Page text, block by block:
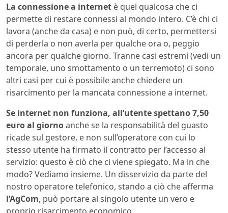
La connessione a internet è quel qualcosa che ci
permette di restare connessi al mondo intero. C’è chi ci
lavora (anche da casa) e non può, di certo, permettersi
di perderla o non averla per qualche ora o, peggio
ancora per qualche giorno. Tranne casi estremi (vedi un
temporale, uno smottamento o un terremoto) ci sono
altri casi per cui è possibile anche chiedere un
risarcimento per la mancata connessione a internet.
Se internet non funziona, all’utente spettano 7,50
euro al giornoanche se la responsabilità del guasto
ricade sul gestore, e non sull’operatore con cui lo
stesso utente ha firmato il contratto per l’accesso al
servizio: questo è ciò che ci viene spiegato. Ma in che
modo? Vediamo insieme. Un disservizio da parte del
nostro operatore telefonico, stando a ciò che afferma
l’AgCom, può portare al singolo utente un vero e